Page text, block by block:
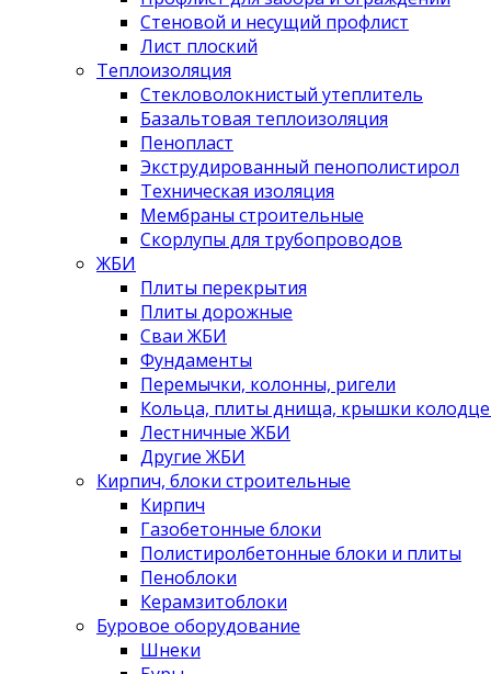
Стеновой и несущий профлист
Лист плоский
Теплоизоляция
Стекловолокнистый утеплитель
Базальтовая теплоизоляция
Пенопласт
Экструдированный пенополистирол
Техническая изоляция
Мембраны строительные
Скорлупы для трубопроводов
ЖБИ
Плиты перекрытия
Плиты дорожные
Сваи ЖБИ
Фундаменты
Перемычки, колонны, ригели
Кольца, плиты днища, крышки
Лестничные ЖБИ
Другие ЖБИ
Кирпич, блоки строительные
Кирпич
Газобетонные блоки
Полистиролбетонные блоки и плиты
Пеноблоки
Керамзитоблоки
Буровое оборудование
Шнеки